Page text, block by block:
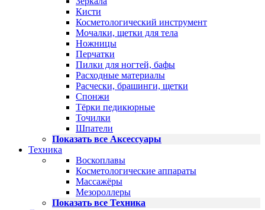
Кисти
Косметологический инструмент
Мочалки, щетки для тела
Ножницы
Перчатки
Пилки для ногтей, бафы
Расходные материалы
Расчески, брашинги, щетки
Спонжи
Тёрки педикюрные
Точилки
Шпатели
Показать все Аксессуары
Техника
Воскоплавы
Косметологические аппараты
Массажёры
Мезороллеры
Показать все Техника